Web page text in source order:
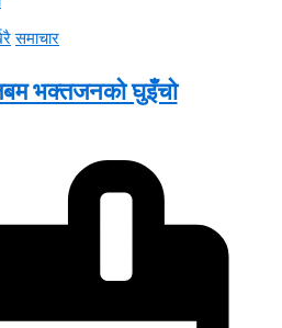
समाचार
भक्तजनको घुइँचो